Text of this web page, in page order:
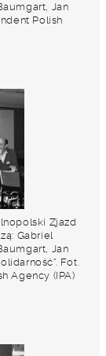
Jan
Polish
Zjazd
Gabriel
Jan
Fot.
Agency (IPA)